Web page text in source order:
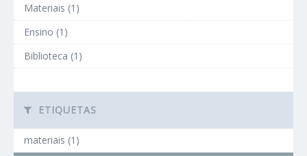
Materiais (1)
Ensino (1)
Biblioteca (1)
ETIQUETAS
materiais (1)